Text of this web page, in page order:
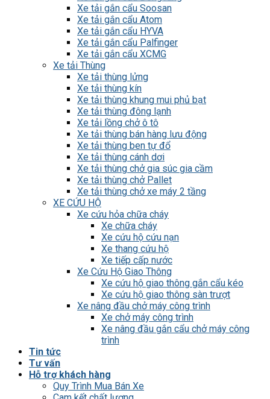
Xe tải gắn cẩu Soosan
Xe tải gắn cẩu Atom
Xe tải gắn cẩu HYVA
Xe tải gắn cẩu Palfinger
Xe tải gắn cẩu XCMG
Xe tải Thùng
Xe tải thùng lửng
Xe tải thùng kín
Xe tải thùng khung mui phủ bạt
Xe tải thùng đông lạnh
Xe tải lồng chở ô tô
Xe tải thùng bán hàng lưu động
Xe tải thùng ben tự đổ
Xe tải thùng cánh dơi
Xe tải thùng chở gia súc gia cầm
Xe tải thùng chở Pallet
Xe tải thùng chở xe máy 2 tầng
XE CỨU HỘ
Xe cứu hỏa chữa cháy
Xe chữa cháy
Xe cứu hộ cứu nạn
Xe thang cứu hộ
Xe tiếp cấp nước
Xe Cứu Hộ Giao Thông
Xe cứu hộ giao thông gắn cẩu kéo
Xe cứu hộ giao thông sàn trượt
Xe nâng đầu chở máy công trình
Xe chở máy công trình
Xe nâng đầu gắn cẩu chở máy công
trình
Tin tức
Tư vấn
Hỗ trợ khách hàng
Quy Trình Mua Bán Xe